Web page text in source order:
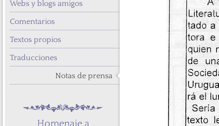
Webs y blogs amigos
Comentarios
Textos propios
Traducciones
Notas de prensa